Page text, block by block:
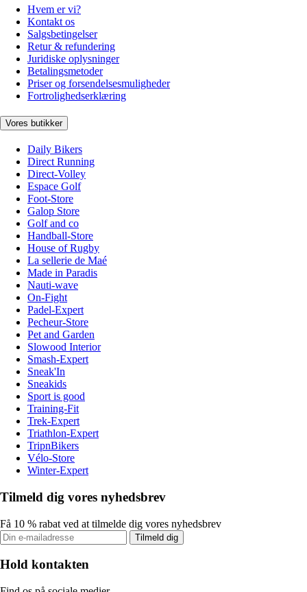
Hvem er vi?
Kontakt os
Salgsbetingelser
Retur & refundering
Juridiske oplysninger
Betalingsmetoder
Priser og forsendelsesmuligheder
Fortrolighedserklæring
Vores butikker
Daily Bikers
Direct Running
Direct-Volley
Espace Golf
Foot-Store
Galop Store
Golf and co
Handball-Store
House of Rugby
La sellerie de Maé
Made in Paradis
Nauti-wave
On-Fight
Padel-Expert
Pecheur-Store
Pet and Garden
Slowood Interior
Smash-Expert
Sneak'In
Sneakids
Sport is good
Training-Fit
Trek-Expert
Triathlon-Expert
TripnBikers
Vélo-Store
Winter-Expert
Tilmeld dig vores nyhedsbrev
Få 10 % rabat ved at tilmelde dig vores nyhedsbrev
Tilmeld dig
Hold kontakten